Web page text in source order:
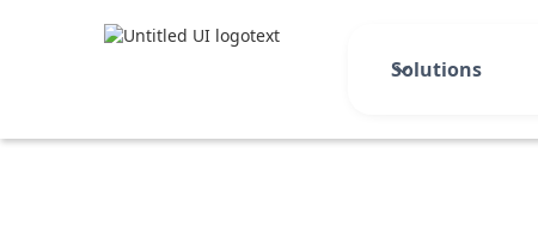
Solutions